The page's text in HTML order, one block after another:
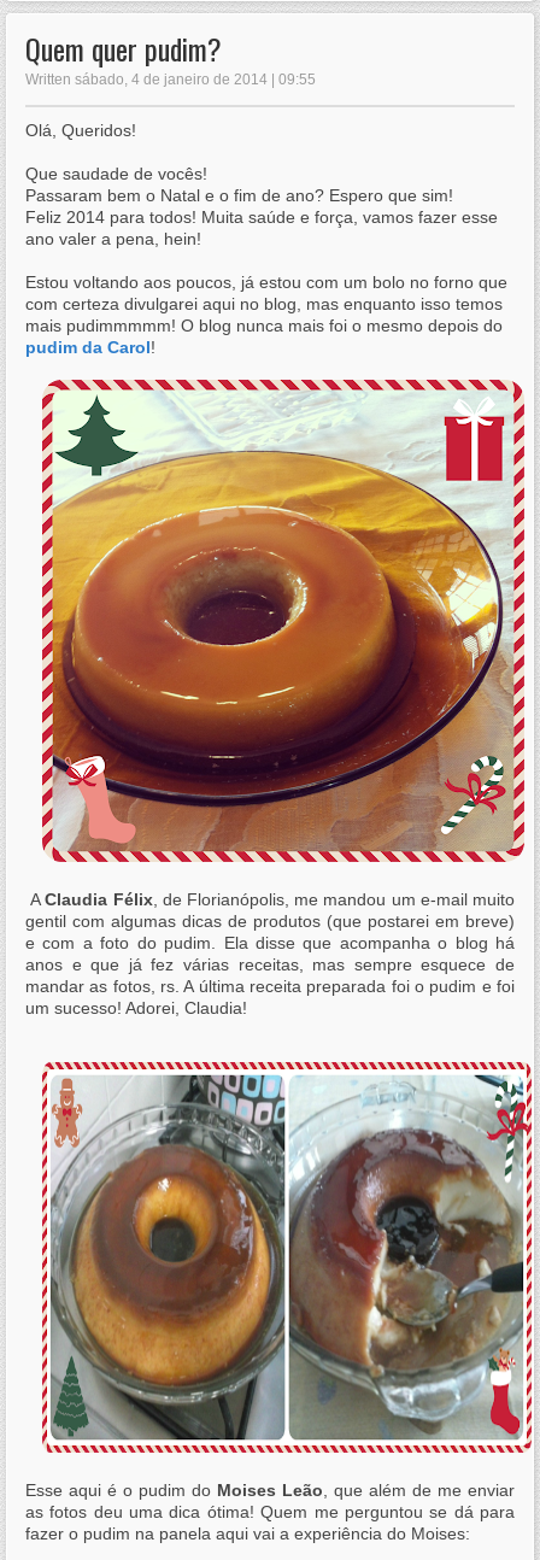
Quem quer pudim?
Written sábado, 4 de janeiro de 2014 | 09:55
Olá, Queridos!
Que saudade de vocês!
Passaram bem o Natal e o fim de ano? Espero que sim!
Feliz 2014 para todos! Muita saúde e força, vamos fazer esse
ano valer a pena, hein!
Estou voltando aos poucos, já estou com um bolo no forno que
com certeza divulgarei aqui no blog, mas enquanto isso temos
mais pudimmmmm! O blog nunca mais foi o mesmo depois do
pudim da Carol!
AClaudia Félix, de Florianópolis, me mandou um e-mail muito
gentil com algumas dicas de produtos (que postarei em breve)
e com a foto do pudim. Ela disse que acompanha o blog há
anos e que já fez várias receitas, mas sempre esquece de
mandar as fotos, rs. A última receita preparada foi o pudim e foi
um sucesso! Adorei, Claudia!
Esse aqui é o pudim do Moises Leão , que além de me enviar
as fotos deu uma dica ótima! Quem me perguntou se dá para
fazer o pudim na panela aqui vai a experiência do Moises: